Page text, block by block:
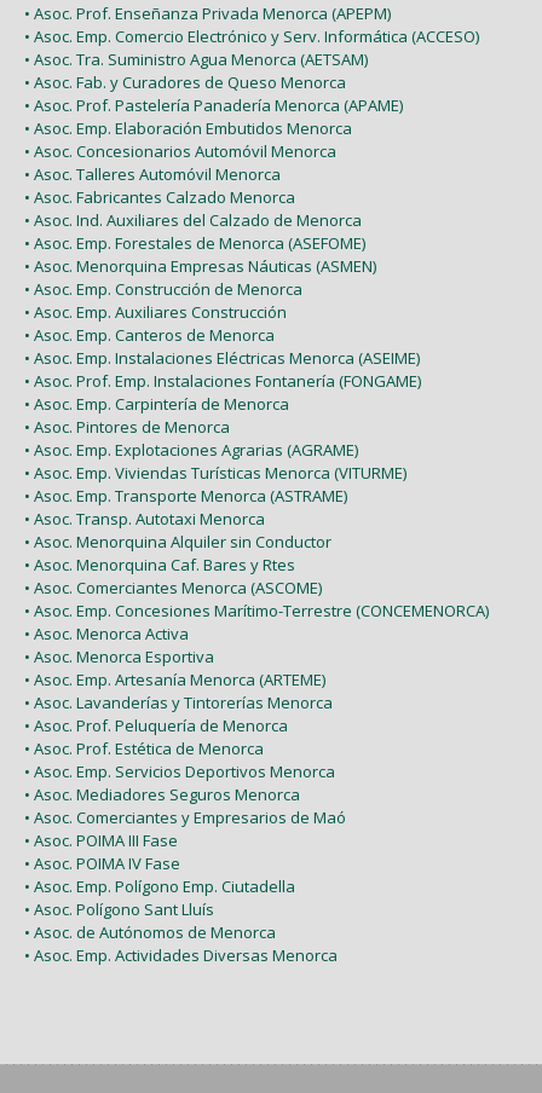
• Asoc. Prof. Enseñanza Privada Menorca (APEPM)
• Asoc. Emp. Comercio Electrónico y Serv. Informática (ACCESO)
• Asoc. Tra. Suministro Agua Menorca (AETSAM)
• Asoc. Fab. y Curadores de Queso Menorca
• Asoc. Prof. Pastelería Panadería Menorca (APAME)
• Asoc. Emp. Elaboración Embutidos Menorca
• Asoc. Concesionarios Automóvil Menorca
• Asoc. Talleres Automóvil Menorca
• Asoc. Fabricantes Calzado Menorca
• Asoc. Ind. Auxiliares del Calzado de Menorca
• Asoc. Emp. Forestales de Menorca (ASEFOME)
• Asoc. Menorquina Empresas Náuticas (ASMEN)
• Asoc. Emp. Construcción de Menorca
• Asoc. Emp. Auxiliares Construcción
• Asoc. Emp. Canteros de Menorca
• Asoc. Emp. Instalaciones Eléctricas Menorca (ASEIME)
• Asoc. Prof. Emp. Instalaciones Fontanería (FONGAME)
• Asoc. Emp. Carpintería de Menorca
• Asoc. Pintores de Menorca
• Asoc. Emp. Explotaciones Agrarias (AGRAME)
• Asoc. Emp. Viviendas Turísticas Menorca (VITURME)
• Asoc. Emp. Transporte Menorca (ASTRAME)
• Asoc. Transp. Autotaxi Menorca
• Asoc. Menorquina Alquiler sin Conductor
• Asoc. Menorquina Caf. Bares y Rtes
• Asoc. Comerciantes Menorca (ASCOME)
• Asoc. Emp. Concesiones Marítimo-Terrestre (CONCEMENORCA)
• Asoc. Menorca Activa
• Asoc. Menorca Esportiva
• Asoc. Emp. Artesanía Menorca (ARTEME)
• Asoc. Lavanderías y Tintorerías Menorca
• Asoc. Prof. Peluquería de Menorca
• Asoc. Prof. Estética de Menorca
• Asoc. Emp. Servicios Deportivos Menorca
• Asoc. Mediadores Seguros Menorca
• Asoc. Comerciantes y Empresarios de Maó
• Asoc. POIMA III Fase
• Asoc. POIMA IV Fase
• Asoc. Emp. Polígono Emp. Ciutadella
• Asoc. Polígono Sant Lluís
• Asoc. de Autónomos de Menorca
• Asoc. Emp. Actividades Diversas Menorca